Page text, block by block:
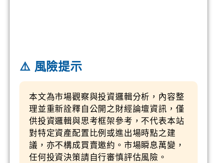
⚠️ 風險提示
本文為市場觀察與投資邏輯分析，內容整
理並重新詮釋自公開之財經論壇資訊，僅
供投資邏輯與思考框架參考，不代表本站
對特定資產配置比例或進出場時點之建
議，亦不構成買賣邀約。市場瞬息萬變，
任何投資決策請自行審慎評估風險。